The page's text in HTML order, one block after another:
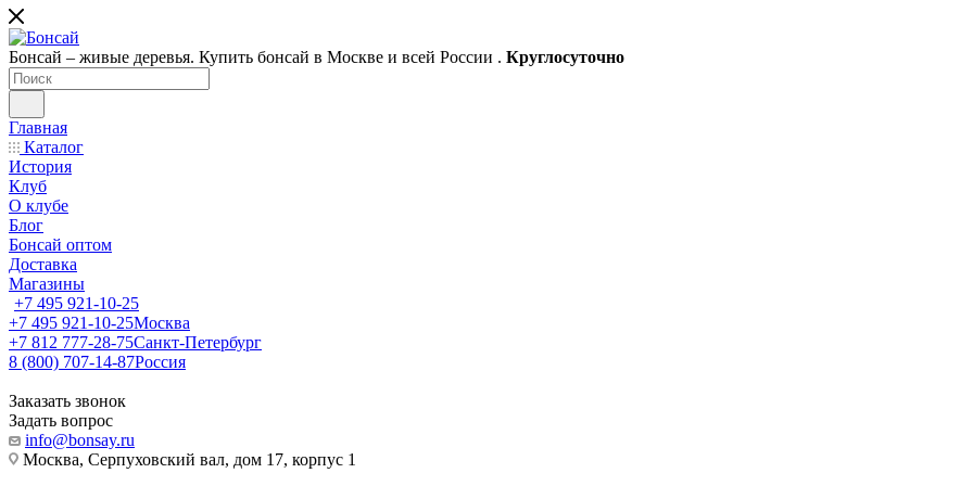
Бонсай – живые деревья. Купить бонсай в Москве и всей России . Круглосуточно
Главная
Каталог
История
Клуб
О клубе
Блог
Бонсай оптом
Доставка
Магазины
+7 495 921-10-25
+7 495 921-10-25Москва
+7 812 777-28-75Санкт-Петербург
8 (800) 707-14-87Россия
Заказать звонок
Задать вопрос
info@bonsay.ru
Москва, Cерпуховский вал, дом 17, корпус 1